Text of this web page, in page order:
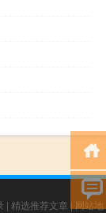
| 精选推荐文章 | 网站地